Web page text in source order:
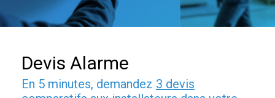
Devis Alarme
En 5 minutes, demandez 3 devis